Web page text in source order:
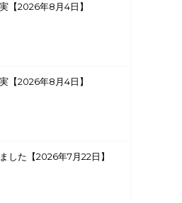
【2026年8月4日】
【2026年8月4日】
した【2026年7月22日】